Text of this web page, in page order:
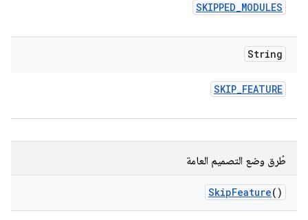
SKIPPED_MODULES
String
SKIP_FEATURE
طُرق وضع التصميم العامة
SkipFeature()